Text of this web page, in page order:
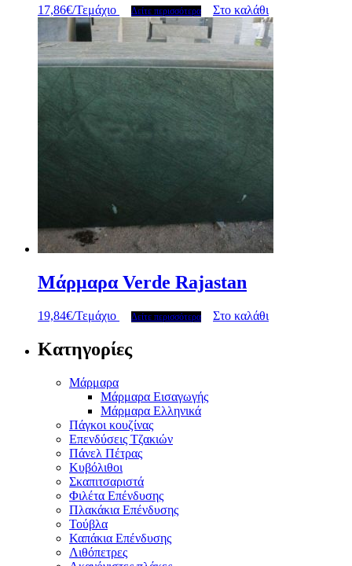
17,86€/Τεμάχιο Δείτε περισσότερα Στο καλάθι
Μάρμαρα Verde Rajastan
19,84€/Τεμάχιο Δείτε περισσότερα Στο καλάθι
Κατηγορίες
Μάρμαρα
Μάρμαρα Εισαγωγής
Μάρμαρα Ελληνικά
Πάγκοι κουζίνας
Επενδύσεις Τζακιών
Πάνελ Πέτρας
Κυβόλιθοι
Σκαπιτσαριστά
Φιλέτα Επένδυσης
Πλακάκια Επένδυσης
Τούβλα
Καπάκια Επένδυσης
Λιθόπετρες